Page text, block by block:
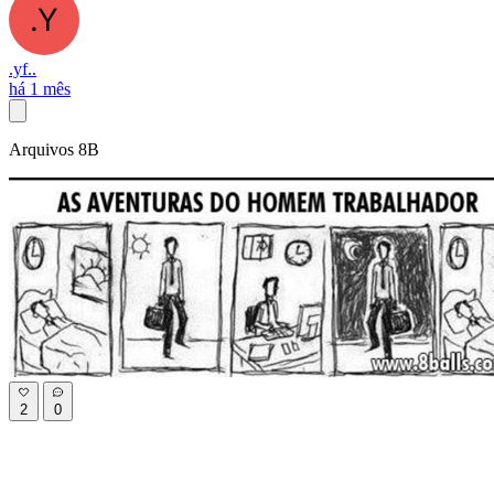
.yf..
há 1 mês
Arquivos 8B
2 0